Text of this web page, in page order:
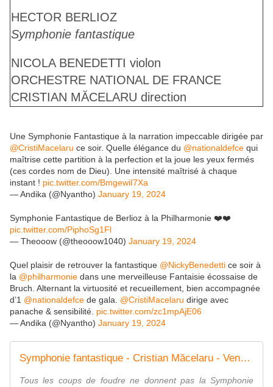
HECTOR BERLIOZ
Symphonie fantastique
NICOLA BENEDETTI violon
ORCHESTRE NATIONAL DE FRANCE
CRISTIAN MĂCELARU direction
Une Symphonie Fantastique à la narration impeccable dirigée par
@CristiMacelaru ce soir. Quelle élégance du @nationaldefce qui
maîtrise cette partition à la perfection et la joue les yeux fermés
(ces cordes nom de Dieu). Une intensité maîtrisé à chaque
instant ! pic.twitter.com/BmgewiI7Xa
— Andika (@Nyantho) January 19, 2024
Symphonie Fantastique de Berlioz à la Philharmonie ❤️❤️
pic.twitter.com/PiphoSg1Fl
— Theooow (@theooow1040) January 19, 2024
Quel plaisir de retrouver la fantastique @NickyBenedetti ce soir à
la @philharmonie dans une merveilleuse Fantaisie écossaise de
Bruch. Alternant la virtuosité et recueillement, bien accompagnée
d’1 @nationaldefce de gala. @CristiMacelaru dirige avec
panache & sensibilité. pic.twitter.com/zc1mpAjE06
— Andika (@Nyantho) January 19, 2024
Symphonie fantastique - Cristian Măcelaru - Vendredi 19 janvier 2024 - 20h00 Philharmonie de Paris
Tous les coups de foudre ne donnent pas la Symphonie